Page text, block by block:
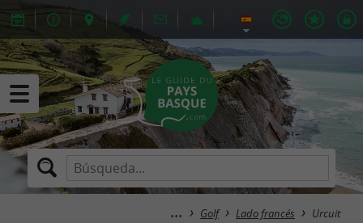
Golf Lado francés Urcuit